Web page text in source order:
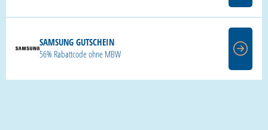
SAMSUNG GUTSCHEIN
56% Rabattcode ohne MBW